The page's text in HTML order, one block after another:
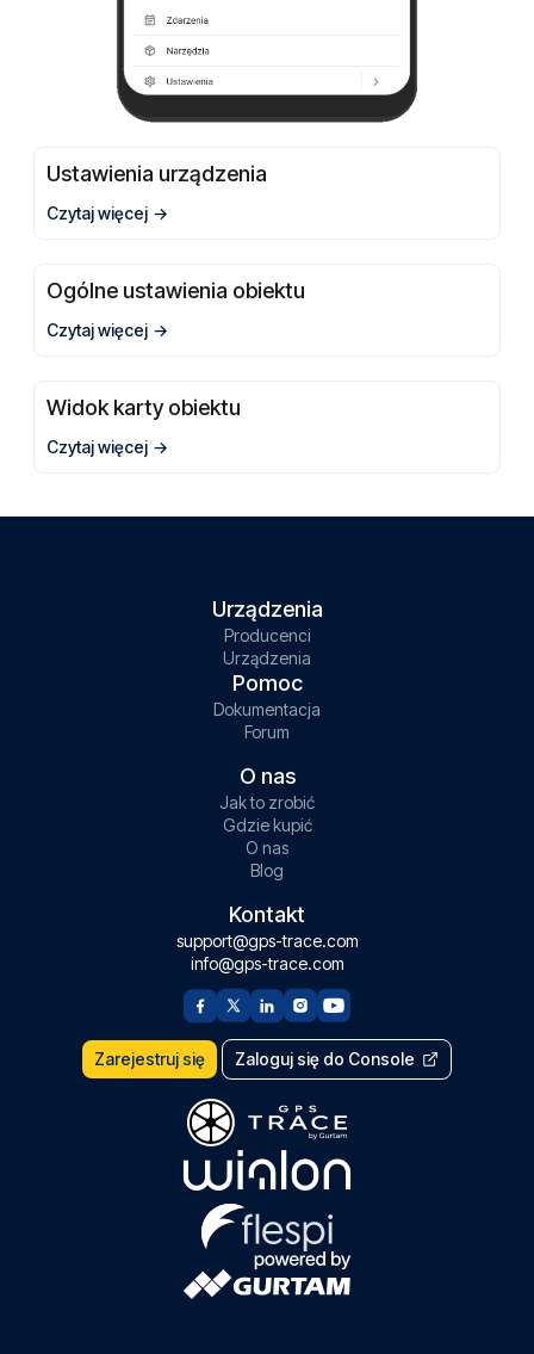
Ustawienia urządzenia
Czytaj więcej
Ogólne ustawienia obiektu
Czytaj więcej
Widok karty obiektu
Czytaj więcej
Urządzenia
Producenci
Urządzenia
Pomoc
Dokumentacja
Forum
O nas
Jak to zrobić
Gdzie kupić
O nas
Blog
Kontakt
support@gps-trace.com
info@gps-trace.com
Zarejestruj się Zaloguj się do Console